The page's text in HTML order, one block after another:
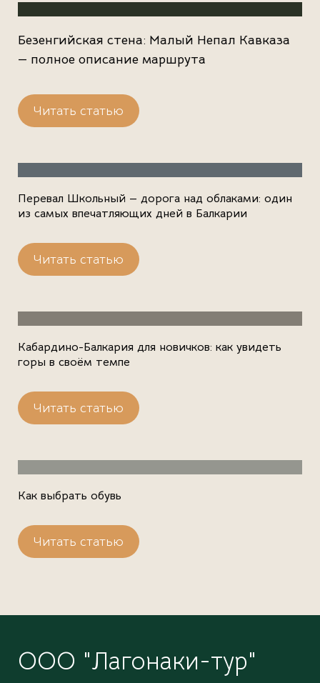
Безенгийская стена: Малый Непал Кавказа
— полное описание маршрута
Читать статью
Перевал Школьный — дорога над облаками: один
из самых впечатляющих дней в Балкарии
Читать статью
Кабардино-Балкария для новичков: как увидеть
горы в своём темпе
Читать статью
Как выбрать обувь
Читать статью
ООО "Лагонаки-тур"